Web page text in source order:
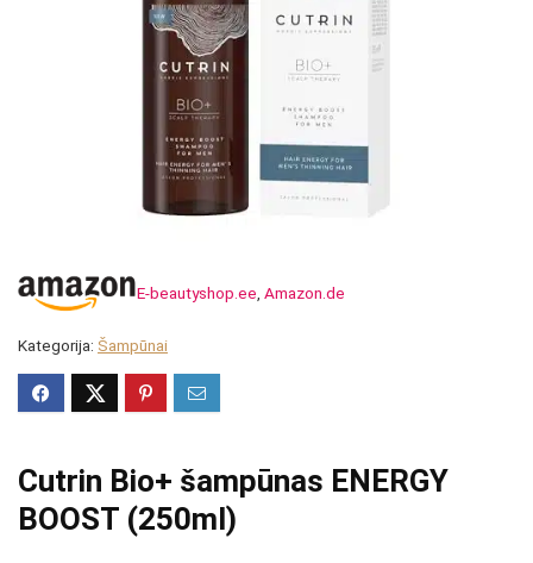
E-beautyshop.ee, Amazon.de
Kategorija: Šampūnai
Cutrin Bio+ šampūnas ENERGY
BOOST (250ml)